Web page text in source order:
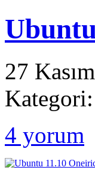
27
Kategori:
4 yorum